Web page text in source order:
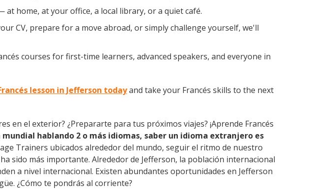
home, at your office, a local library, or a quiet café.
CV, prepare for a move abroad, or simply challenge yourself, we'll
courses for first-time learners, advanced speakers, and everyone in
lesson in Jefferson todayand take your Francés skills to the next
en el exterior? ¿Prepararte para tus próximos viajes? ¡Aprende Francés
hablando 2 o más idiomas, saber un idioma extranjero es
Trainers ubicados alrededor del mundo, seguir el ritmo de nuestro
sido más importante. Alrededor de Jefferson, la población internacional
a nivel internacional. Existen abundantes oportunidades en Jefferson
¿Cómo te pondrás al corriente?